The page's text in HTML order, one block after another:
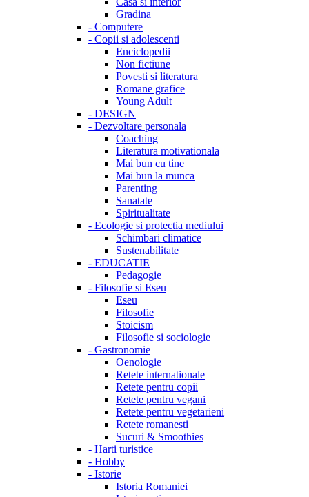
Gradina
- Computere
- Copii si adolescenti
Enciclopedii
Non fictiune
Povesti si literatura
Romane grafice
Young Adult
- DESIGN
- Dezvoltare personala
Coaching
Literatura motivationala
Mai bun cu tine
Mai bun la munca
Parenting
Sanatate
Spiritualitate
- Ecologie si protectia mediului
Schimbari climatice
Sustenabilitate
- EDUCATIE
Pedagogie
- Filosofie si Eseu
Eseu
Filosofie
Stoicism
Filosofie si sociologie
- Gastronomie
Oenologie
Retete internationale
Retete pentru copii
Retete pentru vegani
Retete pentru vegetarieni
Retete romanesti
Sucuri & Smoothies
- Harti turistice
- Hobby
- Istorie
Istoria Romaniei